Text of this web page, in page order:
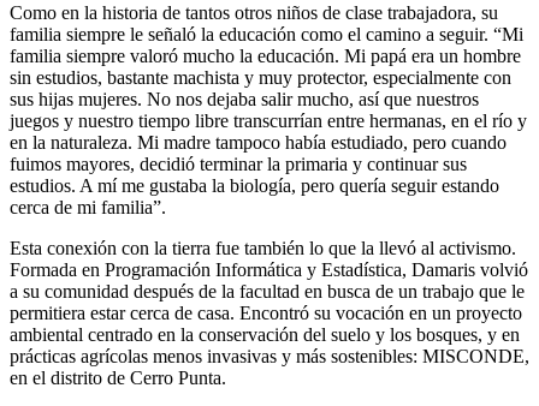
Como en la historia de tantos otros niños de clase trabajadora, su
familia siempre le señaló la educación como el camino a seguir. “Mi
familia siempre valoró mucho la educación. Mi papá era un hombre
sin estudios, bastante machista y muy protector, especialmente con
sus hijas mujeres. No nos dejaba salir mucho, así que nuestros
juegos y nuestro tiempo libre transcurrían entre hermanas, en el río y
en la naturaleza. Mi madre tampoco había estudiado, pero cuando
fuimos mayores, decidió terminar la primaria y continuar sus
estudios. A mí me gustaba la biología, pero quería seguir estando
cerca de mi familia”.
Esta conexión con la tierra fue también lo que la llevó al activismo.
Formada en Programación Informática y Estadística, Damaris volvió
a su comunidad después de la facultad en busca de un trabajo que le
permitiera estar cerca de casa. Encontró su vocación en un proyecto
ambiental centrado en la conservación del suelo y los bosques, y en
prácticas agrícolas menos invasivas y más sostenibles: MISCONDE,
en el distrito de Cerro Punta.